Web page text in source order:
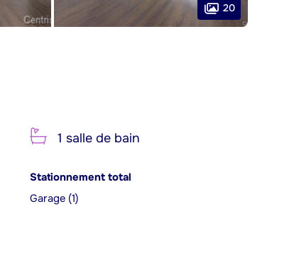
20
1 salle de bain
Stationnement total
Garage (1)